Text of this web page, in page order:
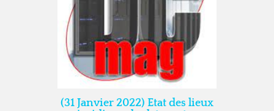
(31 Janvier 2022) Etat des lieux